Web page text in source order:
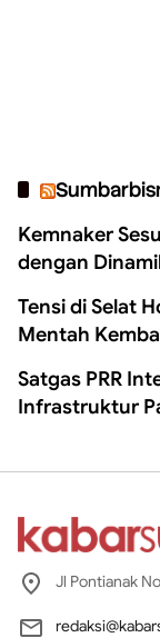
Kemnaker
dengan
Tensi di Selat
Mentah
Satgas PRR
Infrastruktur
Jl Pontianak